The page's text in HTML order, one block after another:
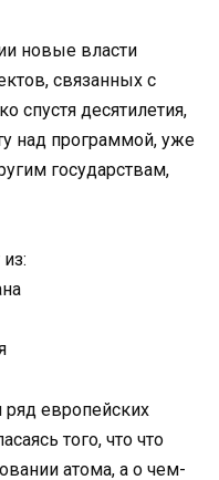
новые власти
связанных с
спустя десятилетия,
над программой, уже
государствам,
европейских
того, что что
атома, а о чем-